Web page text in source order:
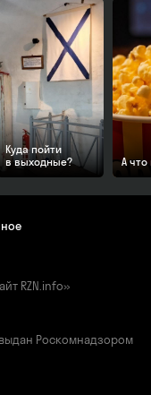
Куда пойти
в выходные?
А что
RZN.info»
выдан Роскомнадзором